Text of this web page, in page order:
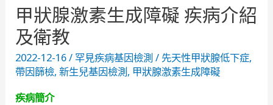
甲狀腺激素生成障礙 疾病介紹
及衛教
2022-12-16/ 罕見疾病基因檢測/ 先天性甲狀腺低下症,
帶因篩檢,新生兒基因檢測, 甲狀腺激素生成障礙
疾病簡介